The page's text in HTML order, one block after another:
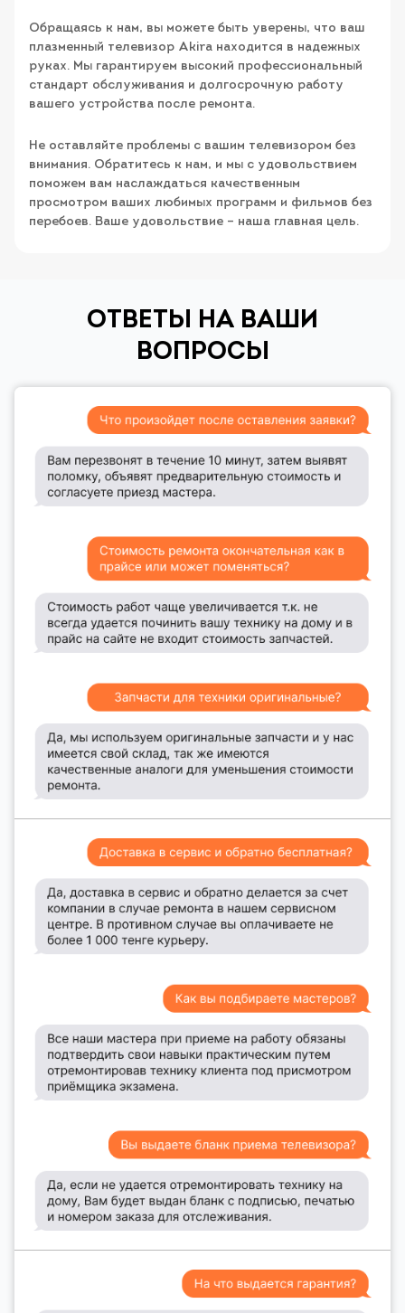
Обращаясь к нам, вы можете быть уверены, что ваш
плазменный телевизор Akira находится в надежных
руках. Мы гарантируем высокий профессиональный
стандарт обслуживания и долгосрочную работу
вашего устройства после ремонта.
Не оставляйте проблемы с вашим телевизором без
внимания. Обратитесь к нам, и мы с удовольствием
поможем вам наслаждаться качественным
просмотром ваших любимых программ и фильмов без
перебоев. Ваше удовольствие – наша главная цель.
ОТВЕТЫ НА ВАШИ
ВОПРОСЫ